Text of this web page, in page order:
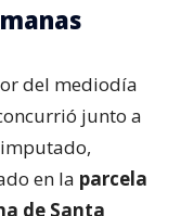
del mediodía
junto a
en la parcela
de Santa